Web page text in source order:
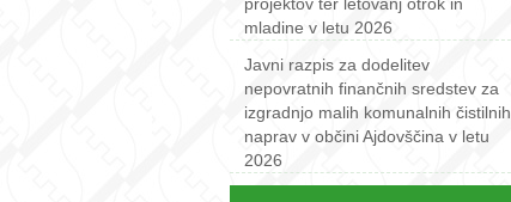
mladine v letu 2026
Javni razpis za dodelitev
nepovratnih finančnih sredstev za
izgradnjo malih komunalnih čistilnih
naprav v občini Ajdovščina v letu
2026